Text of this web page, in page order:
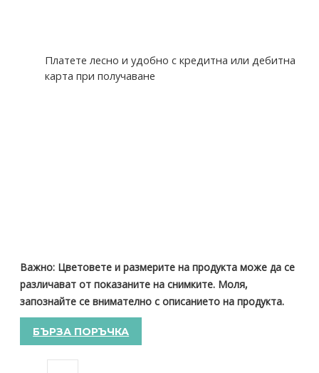
Платете лесно и удобно с кредитна или дебитна
карта при получаване
Важно: Цветовете и размерите на продукта може да се
различават от показаните на снимките. Моля,
запознайте се внимателно с описанието на продукта.
БЪРЗА ПОРЪЧКА